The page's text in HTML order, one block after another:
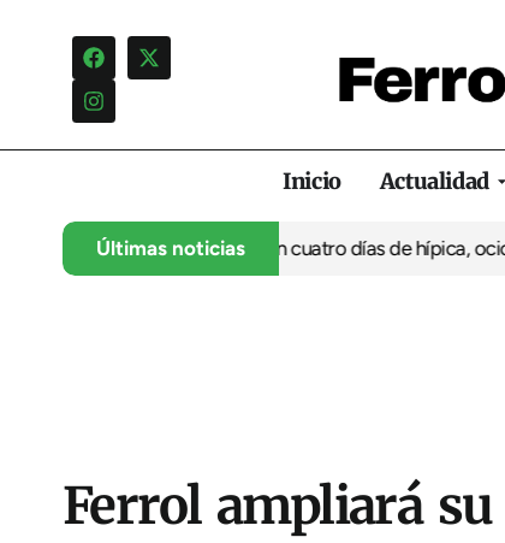
Inicio Actualidad
Últimas noticias
su 35º aniversario con cuatro días de hípica, ocio
Ferrol ampliará